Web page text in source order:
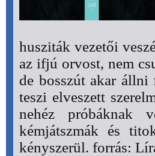
husziták vezetői
az ifjú orvost, nem
de bosszút akar állni
teszi elveszett
nehéz próbáknak
kémjátszmák és
kényszerül. forrás: